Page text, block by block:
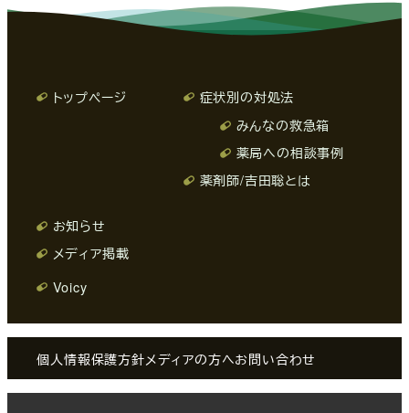
トップページ
症状別の対処法
みんなの救急箱
薬局への相談事例
薬剤師/吉田聡とは
お知らせ
メディア掲載
Voicy
個人情報保護方針メディアの方へお問い合わせ